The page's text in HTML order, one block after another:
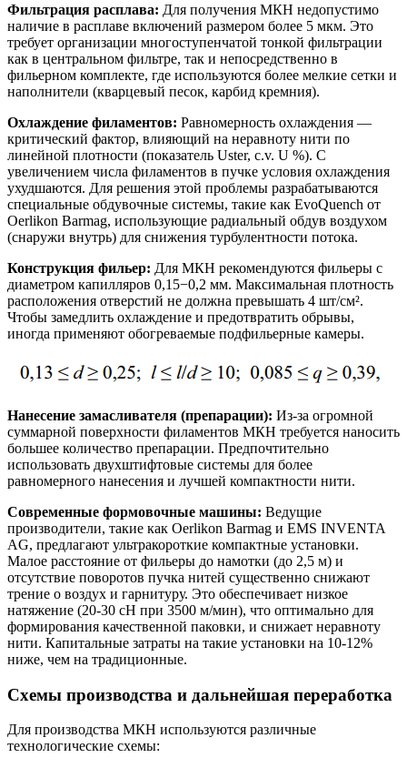
Фильтрация расплава: Для получения МКН недопустимо
наличие в расплаве включений размером более 5 мкм. Это
требует организации многоступенчатой тонкой фильтрации
как в центральном фильтре, так и непосредственно в
фильерном комплекте, где используются более мелкие сетки и
наполнители (кварцевый песок, карбид кремния).
Охлаждение филаментов: Равномерность охлаждения —
критический фактор, влияющий на неравноту нити по
линейной плотности (показатель Uster, c.v. U %). С
увеличением числа филаментов в пучке условия охлаждения
ухудшаются. Для решения этой проблемы разрабатываются
специальные обдувочные системы, такие как EvoQuench от
Oerlikon Barmag, использующие радиальный обдув воздухом
(снаружи внутрь) для снижения турбулентности потока.
Конструкция фильер: Для МКН рекомендуются фильеры с
диаметром капилляров 0,15−0,2 мм. Максимальная плотность
расположения отверстий не должна превышать 4 шт/см².
Чтобы замедлить охлаждение и предотвратить обрывы,
иногда применяют обогреваемые подфильерные камеры.
Нанесение замасливателя (препарации): Из-за огромной
суммарной поверхности филаментов МКН требуется наносить
большее количество препарации. Предпочтительно
использовать двухштифтовые системы для более
равномерного нанесения и лучшей компактности нити.
Современные формовочные машины: Ведущие
производители, такие как Oerlikon Barmag и EMS INVENTA
AG, предлагают ультракороткие компактные установки.
Малое расстояние от фильеры до намотки (до 2,5 м) и
отсутствие поворотов пучка нитей существенно снижают
трение о воздух и гарнитуру. Это обеспечивает низкое
натяжение (20-30 сН при 3500 м/мин), что оптимально для
формирования качественной паковки, и снижает неравноту
нити. Капитальные затраты на такие установки на 10-12%
ниже, чем на традиционные.
Схемы производства и дальнейшая переработка
Для производства МКН используются различные
технологические схемы: